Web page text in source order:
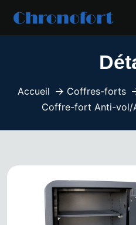
Accueil Coffres-forts
Coffre-fort Anti-vol/